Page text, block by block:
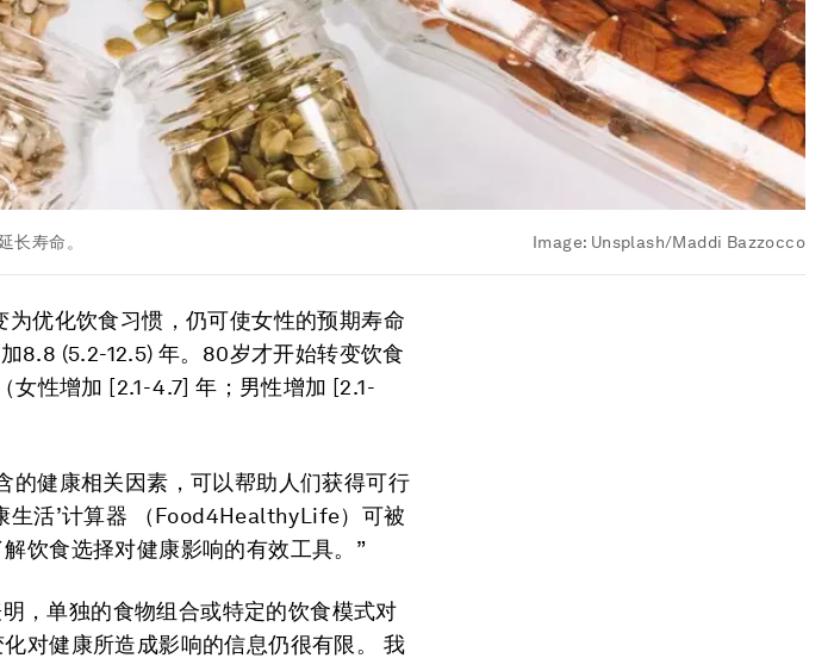
长寿命。 Image: Unsplash/Maddi Bazzocco
优化饮食习惯，仍可使女性的预期寿命
8.8 (5.2-12.5) 年。80岁才开始转变饮食
女性增加 [2.1-4.7] 年；男性增加 [2.1-
的健康相关因素，可以帮助人们获得可行
生活’计算器 （Food4HealthyLife）可被
饮食选择对健康影响的有效工具。”
，单独的食物组合或特定的饮食模式对
对健康所造成影响的信息仍很有限。 我